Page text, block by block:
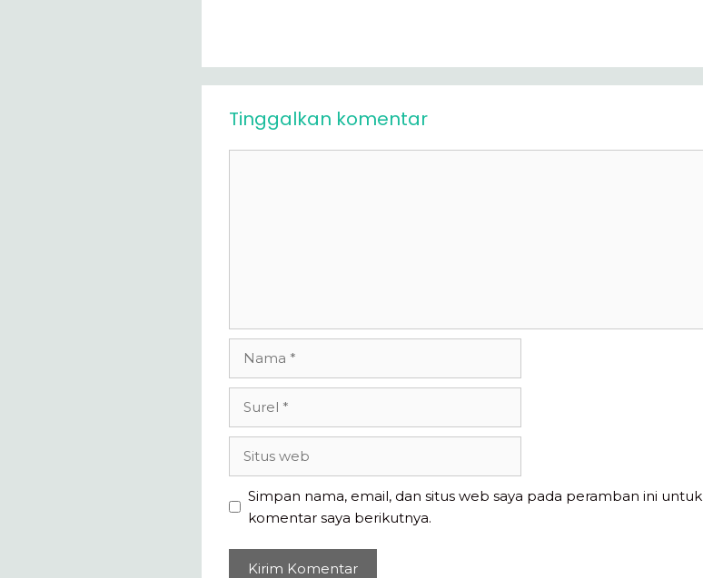
Tinggalkan komentar
Simpan nama, email, dan situs web saya pada peramban ini untuk
komentar saya berikutnya.